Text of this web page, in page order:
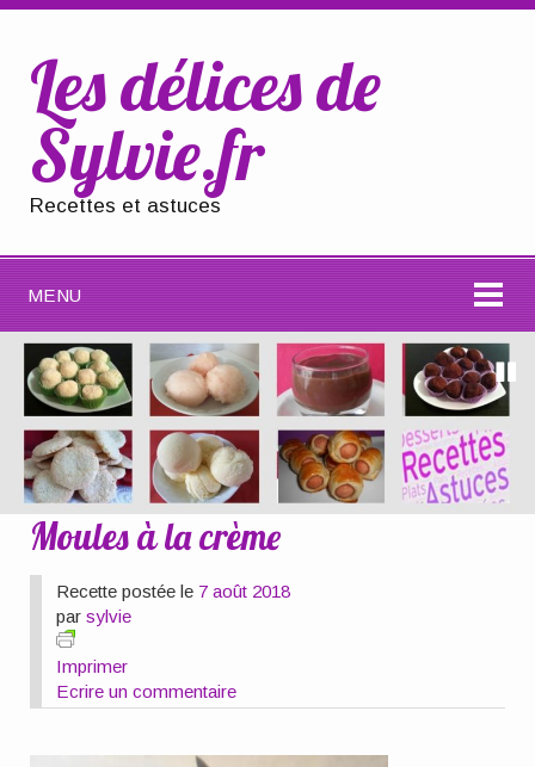
Les délices de
Sylvie.fr
Recettes et astuces
MENU
Moules à la crème
Recette postée le 7 août 2018
parsylvie
Imprimer
Ecrire un commentaire